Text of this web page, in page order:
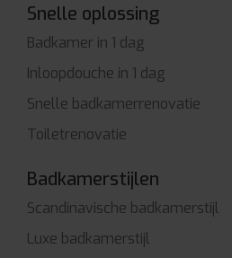
Snelle oplossing
Badkamer in 1 dag
Inloopdouche in 1 dag
Snelle badkamerrenovatie
Toiletrenovatie
Badkamerstijlen
Scandinavische badkamerstijl
Luxe badkamerstijl